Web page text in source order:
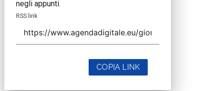
negli appunti.
RSS link
COPIA LINK